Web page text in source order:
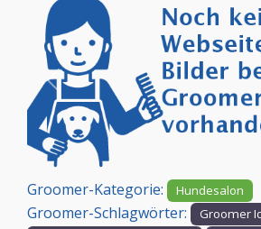
Vorheriges
Groomer-Kategorie: Hundesalon
Groomer-Schlagwörter:
Groomer